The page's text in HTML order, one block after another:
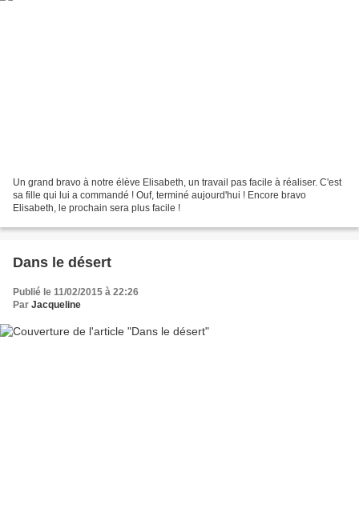
Un grand bravo à notre élève Elisabeth, un travail pas facile à réaliser. C'est
sa fille qui lui a commandé ! Ouf, terminé aujourd'hui ! Encore bravo
Elisabeth, le prochain sera plus facile !
Dans le désert
Publié le 11/02/2015 à 22:26
Par Jacqueline